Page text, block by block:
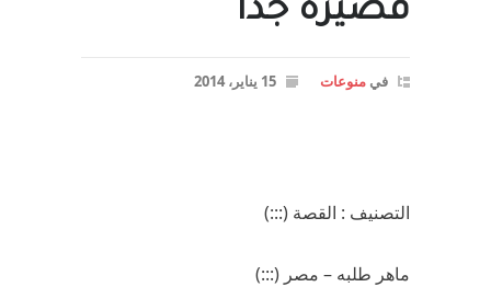
قصيرة جدا
في منوعات 15 يناير، 2014
التصنيف : القصة (:::)
ماهر طلبه – مصر (:::)